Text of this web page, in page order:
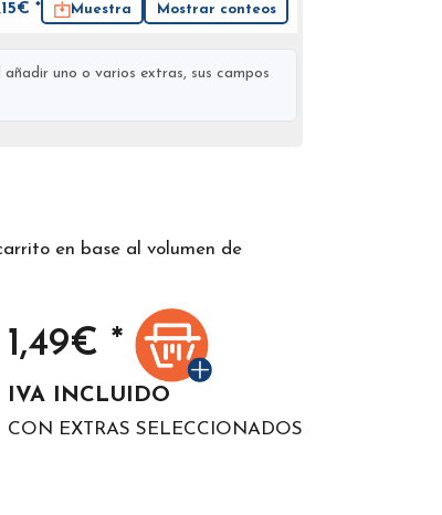
* Muestra Mostrar conteos
uno o varios extras, sus campos
en base al volumen de
1,49€ *
IVA INCLUIDO
CON EXTRAS SELECCIONADOS